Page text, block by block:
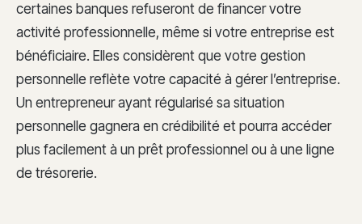
certaines banques refuseront de financer votre
activité professionnelle, même si votre entreprise est
bénéficiaire. Elles considèrent que votre gestion
personnelle reflète votre capacité à gérer l’entreprise.
Un entrepreneur ayant régularisé sa situation
personnelle gagnera en crédibilité et pourra accéder
plus facilement à un prêt professionnel ou à une ligne
de trésorerie.